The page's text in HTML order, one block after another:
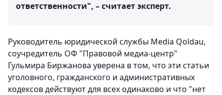
ответственности", – считает эксперт.
Руководитель юридической службы Media Qoldau,
соучредитель ОФ "Правовой медиа-центр"
Гульмира Биржанова уверена в том, что эти статьи
уголовного, гражданского и административных
кодексов действуют для всех одинаково и что "нет